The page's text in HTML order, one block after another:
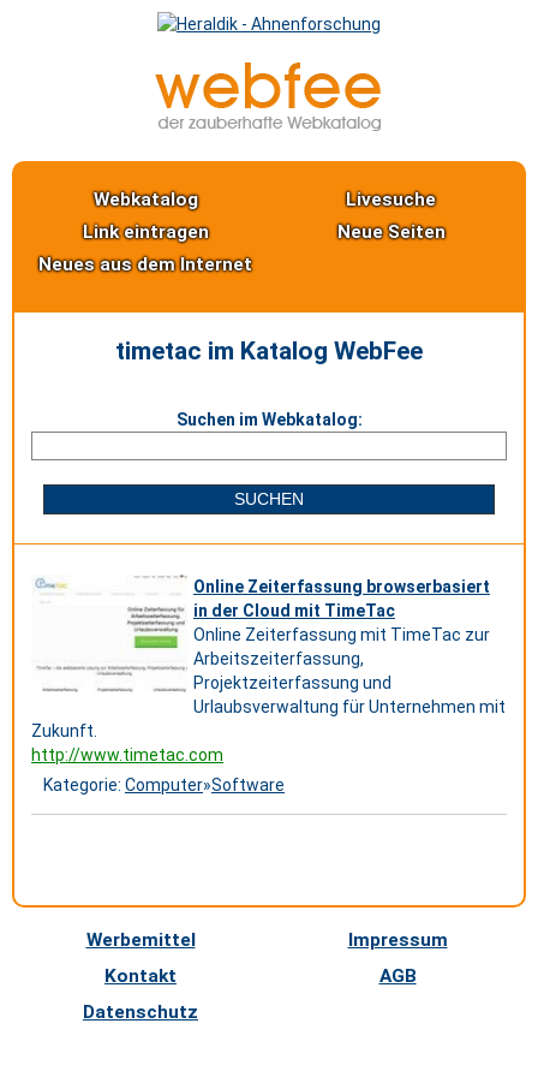
Webkatalog
Livesuche
Link eintragen
Neue Seiten
Neues aus dem Internet
timetac im Katalog WebFee
Suchen im Webkatalog:
Online Zeiterfassung browserbasiert
in der Cloud mit TimeTac
Online Zeiterfassung mit TimeTac zur
Arbeitszeiterfassung,
Projektzeiterfassung und
Urlaubsverwaltung für Unternehmen mit
Zukunft.
http://www.timetac.com
Kategorie: Computer»Software
Werbemittel
Impressum
Kontakt
AGB
Datenschutz